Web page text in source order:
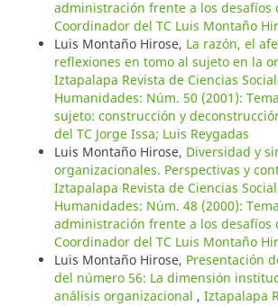
administración frente a los desafíos
Coordinador del TC Luis Montaño
Luis Montaño Hirose, La razón, el
reflexiones en tomo al sujeto en la
Iztapalapa Revista de Ciencias
Humanidades: Núm. 50 (2001):
sujeto: construcción y
del TC Jorge Issa; Luis Reygadas
Luis Montaño Hirose, Diversidad y
organizacionales. Perspectivas y
Iztapalapa Revista de Ciencias
Humanidades: Núm. 48 (2000):
administración frente a los desafíos
Coordinador del TC Luis Montaño
Luis Montaño Hirose, Presentación
del número 56: La dimensión
análisis organizacional , Iztapalapa